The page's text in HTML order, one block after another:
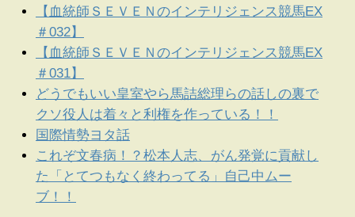
【血統師ＳＥＶＥＮのインテリジェンス競馬EX
＃032】
【血統師ＳＥＶＥＮのインテリジェンス競馬EX
＃031】
どうでもいい皇室やら馬詰総理らの話しの裏で
クソ役人は着々と利権を作っている！！
国際情勢ヨタ話
これぞ文春病！？松本人志、がん発覚に貢献し
た「とてつもなく終わってる」自己中ムー
ブ！！